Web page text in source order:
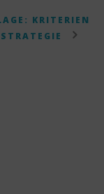
KRITERIEN